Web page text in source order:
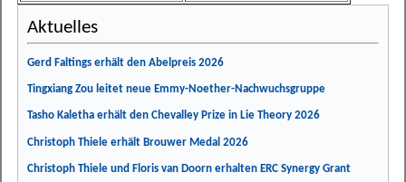
Aktuelles
Gerd Faltings erhält den Abelpreis 2026
Tingxiang Zou leitet neue Emmy-Noether-Nachwuchsgruppe
Tasho Kaletha erhält den Chevalley Prize in Lie Theory 2026
Christoph Thiele erhält Brouwer Medal 2026
Christoph Thiele und Floris van Doorn erhalten ERC Synergy Grant